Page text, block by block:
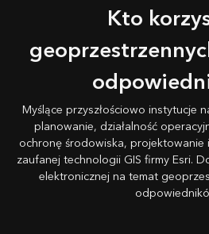
Kto
Myślące przyszłościowo instytucje
planowanie, działalność
ochronę środowiska,
zaufanej technologii GIS firmy Esri.
elektronicznej na temat